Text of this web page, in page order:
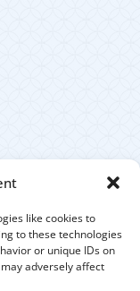
like cookies to
to these technologies
or unique IDs on
adversely affect
в